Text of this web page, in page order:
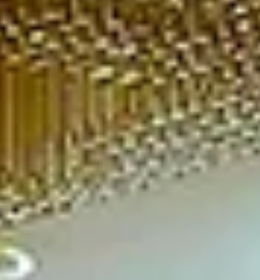
ます。 お申し込みはこちらから。 ※現在
習会がない地方への出張も、要望があれば
討しますので、お気軽にご連絡ください。
※横浜・東京・大阪・仙台・札幌の方は、
室がありますので、無料体験クラスにぜひ
越しください。 詳細はこちらからお問い合